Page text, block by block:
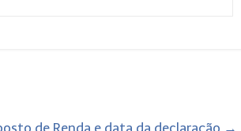
de Renda e data da declaração →